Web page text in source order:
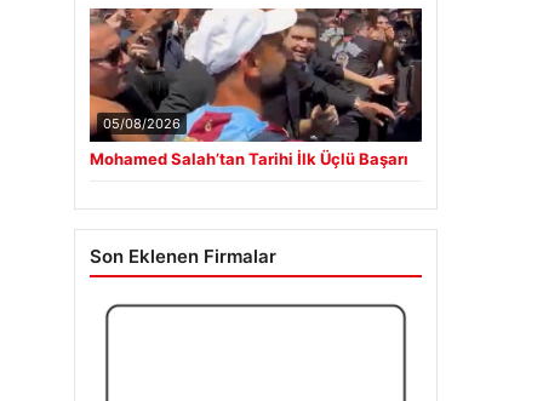
05/08/2026
Mohamed Salah’tan Tarihi İlk Üçlü Başarı
Son Eklenen Firmalar